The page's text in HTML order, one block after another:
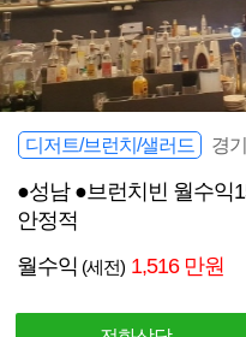
디저트/브런치/샐러드 경
●성남 ●브런치빈 월수익
안정적
월수익 (세전) 1,516 만원